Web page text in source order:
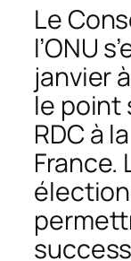
Le
l’ONU
janvier
le point
RDC à
France.